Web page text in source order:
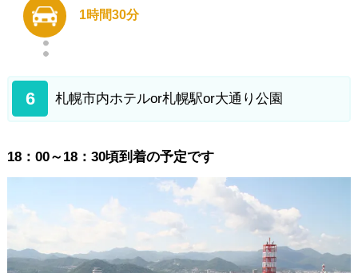
1時間30分
6 札幌市内ホテルor札幌駅or大通り公園
18：00～18：30頃到着の予定です